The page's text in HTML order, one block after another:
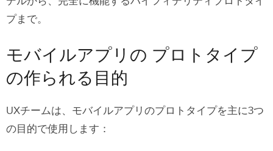
タイプ
関する5つのアドバイス
ヒント1：早期にテストを行い、頻繁にテ
ヒント2 – モバイルアプリのプロトタイプ
プまで。
モバイルアプリの プロトタイプ
の作られる目的
UXチームは、モバイルアプリのプロトタイプを主に3つ
の目的で使用します：